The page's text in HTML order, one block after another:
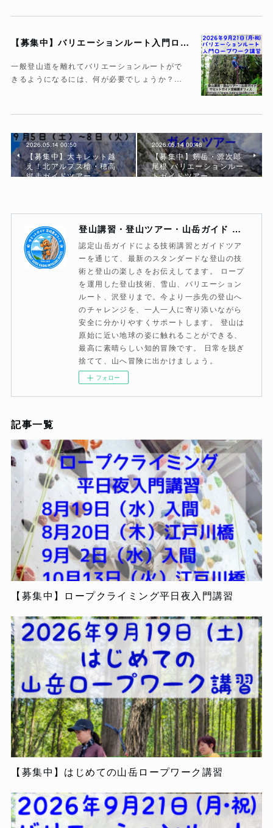
【募集中】バリエーションルート入門ロープワーク講習
一般登山道を離れてバリエーションルートがで
きるようになるには、何が必要でしょうか？…
2026.05.14 00:50
【募集中】大キレット越
え！北アルプス槍・穂高
縦走ガイドツアー
2026.05.14 00:48
【募集中】剱岳・源次郎
尾根 バリエーションルー
トガイドツアー
登山講習・登山ツアー・山岳ガイド サミットガイド宮崎薫オフィス
認定山岳ガイドによる技術講習とガイドツア
ーを通じて、最新のスタンダードな登山の技
術と登山の楽しさをお伝えしてます。 ロープ
を運用した登山技術、雪山、バリエーション
ルート、沢登りまで。今より一歩先の登山へ
のチャレンジを、一人一人に寄り添いながら
安全に分かりやすくサポートします。 登山は
原始に近い地球の姿に触れることができる、
最高に素晴らしい知的冒険です。 日常を脱ぎ
捨てて、山へ冒険に出かけましょう。
フォロー
記事一覧
【募集中】ロープクライミング平日夜入門講習
【募集中】はじめての山岳ロープワーク講習